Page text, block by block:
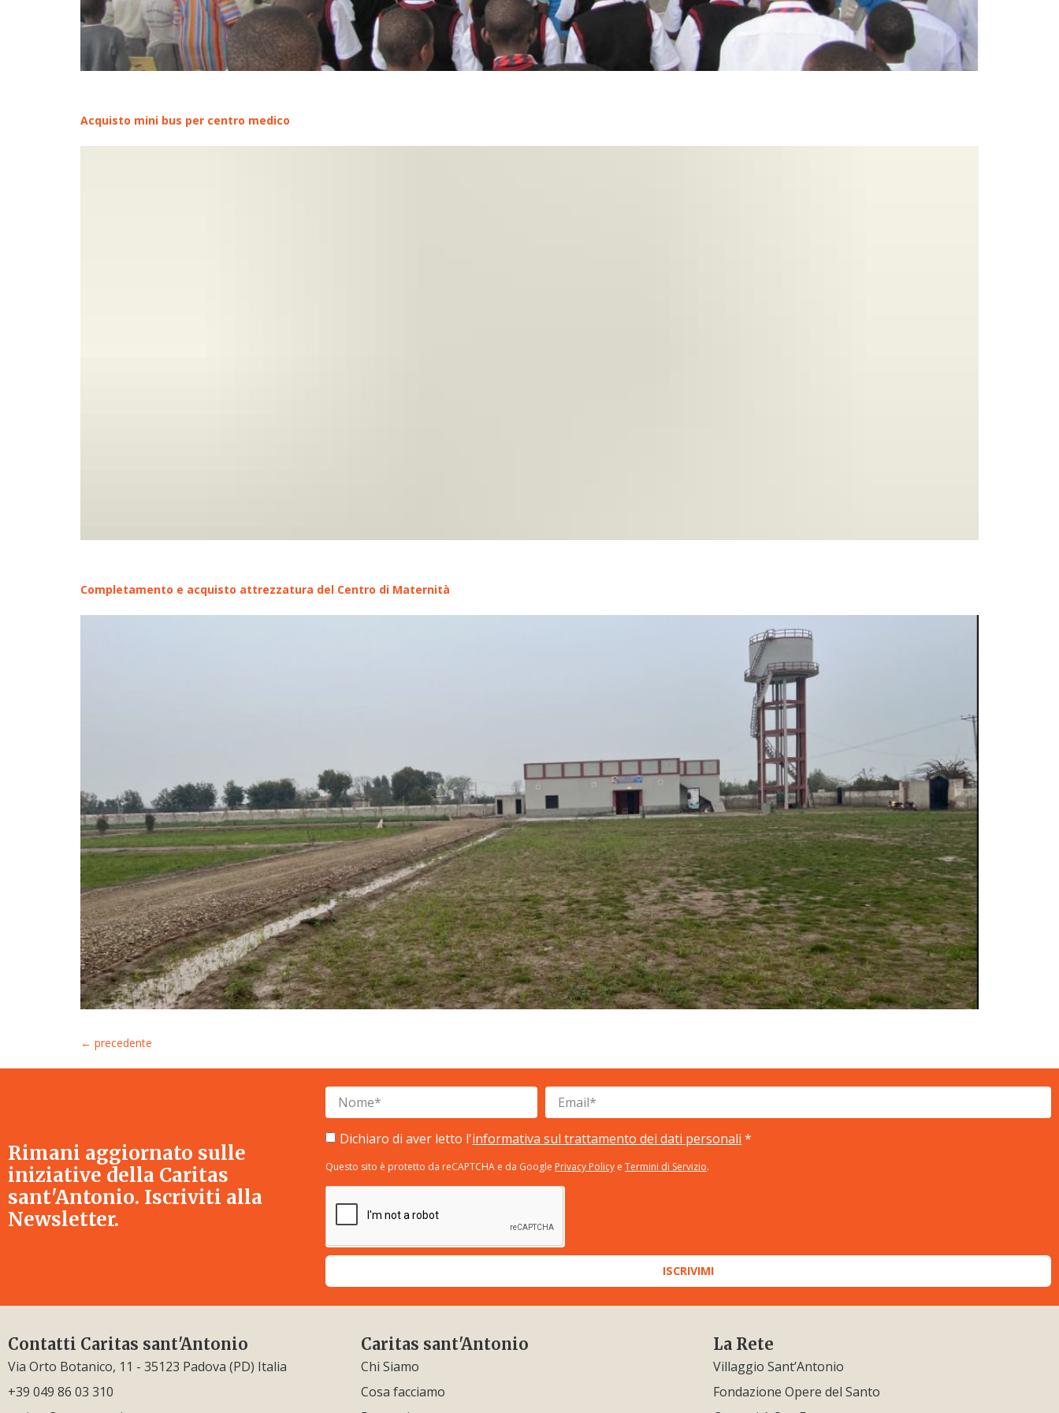
Acquisto mini bus per centro medico
Completamento e acquisto attrezzatura del Centro di Maternità
← precedente
Rimani aggiornato sulle
iniziative della Caritas
sant'Antonio. Iscriviti alla
Newsletter.
Dichiaro di aver letto l'informativa sul trattamento dei dati personali *
Questo sito è protetto da reCAPTCHA e da Google Privacy Policy eTermini di Servizio.
ISCRIVIMI
Contatti Caritas sant'Antonio
Via Orto Botanico, 11 - 35123 Padova (PD) Italia
+39 049 86 03 310
Caritas sant'Antonio
Chi Siamo
Cosa facciamo
La Rete
Villaggio Sant’Antonio
Fondazione Opere del Santo